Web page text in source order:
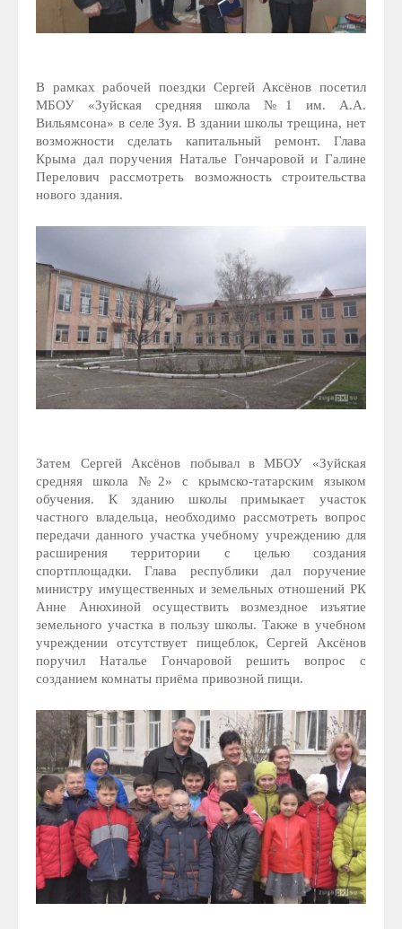
В рамках рабочей поездки Сергей Аксёнов посетил
МБОУ «Зуйская средняя школа №1 им. А.А.
Вильямсона» в селе Зуя. В здании школы трещина, нет
возможности сделать капитальный ремонт. Глава
Крыма дал поручения Наталье Гончаровой и Галине
Перелович рассмотреть возможность строительства
нового здания.
Затем Сергей Аксёнов побывал в МБОУ «Зуйская
средняя школа №2» с крымско-татарским языком
обучения. К зданию школы примыкает участок
частного владельца, необходимо рассмотреть вопрос
передачи данного участка учебному учреждению для
расширения территории с целью создания
спортплощадки. Глава республики дал поручение
министру имущественных и земельных отношений РК
Анне Анюхиной осуществить возмездное изъятие
земельного участка в пользу школы. Также в учебном
учреждении отсутствует пищеблок, Сергей Аксёнов
поручил Наталье Гончаровой решить вопрос с
созданием комнаты приёма привозной пищи.